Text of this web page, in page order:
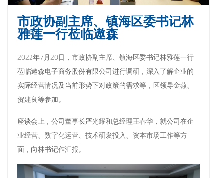
市政协副主席、镇海区委书记林
雅莲一行莅临遨森
2022年7月20日，市政协副主席、镇海区委书记林雅莲一行
莅临遨森电子商务股份有限公司进行调研，深入了解企业的
实际经营情况及当前形势下对政策的需求等，区领导金燕、
贺建良等参加。
座谈会上，公司董事长严光耀和总经理王春华，就公司在企
业经营、数字化运营、技术研发投入、资本市场工作等方
面，向林书记作汇报。